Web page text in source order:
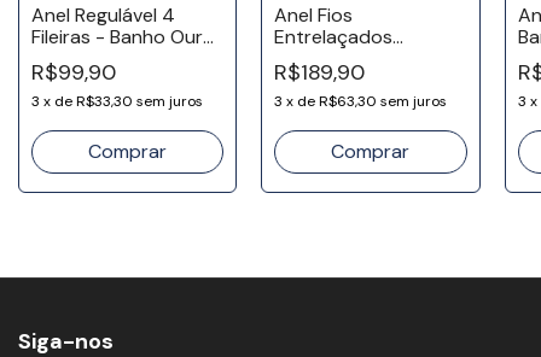
Anel Regulável 4
Fileiras - Banho Ouro
18k
R$99,90
3 x deR$33,30 sem juros
Anel Fios
Entrelaçados
Regulável - Banho
Ouro 18k
R$189,90
3 x deR$63,30 sem juros 3 x
Siga-nos